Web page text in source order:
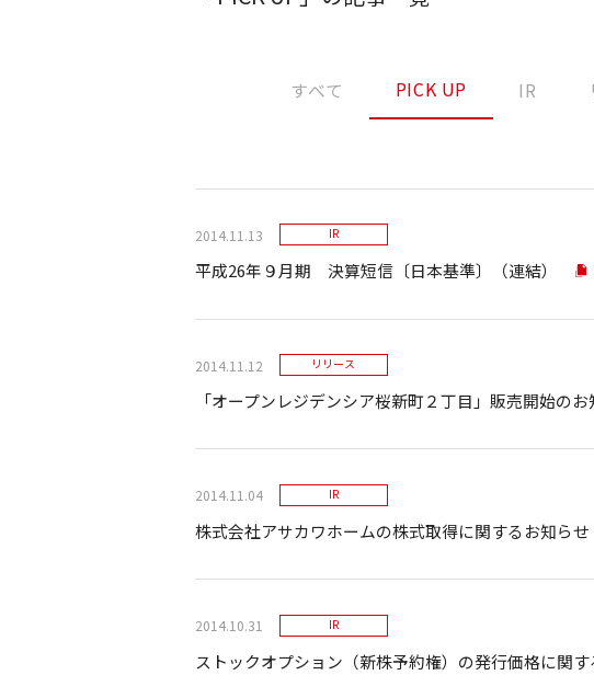
すべて PICK UP IR
2014.11.13 IR
平成26年９月期 決算短信〔日本基準〕（連結）
2014.11.12 リリース
「オープンレジデンシア桜新町２丁目」販売開始のお
2014.11.04 IR
株式会社アサカワホームの株式取得に関するお知らせ
2014.10.31 IR
ストックオプション（新株予約権）の発行価格に関